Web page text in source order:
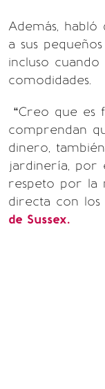
Además,
a sus
incluso
comodidades.
“Creo que es
comprendan
dinero,
jardinería, por
respeto por la
directa con los
de Sussex.